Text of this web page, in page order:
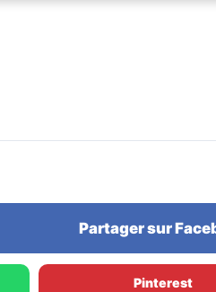
Partager sur
Pinterest